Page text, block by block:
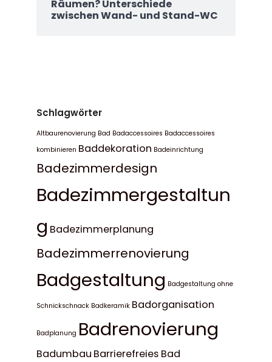
Räumen? Unterschiede
zwischen Wand- und Stand-WC
Schlagwörter
Altbaurenovierung Bad Badaccessoires Badaccessoires
kombinieren Baddekoration Badeinrichtung
Badezimmerdesign
Badezimmergestaltun
g Badezimmerplanung
Badezimmerrenovierung
Badgestaltung Badgestaltung ohne
Schnickschnack Badkeramik Badorganisation
Badplanung Badrenovierung
Badumbau Barrierefreies Bad